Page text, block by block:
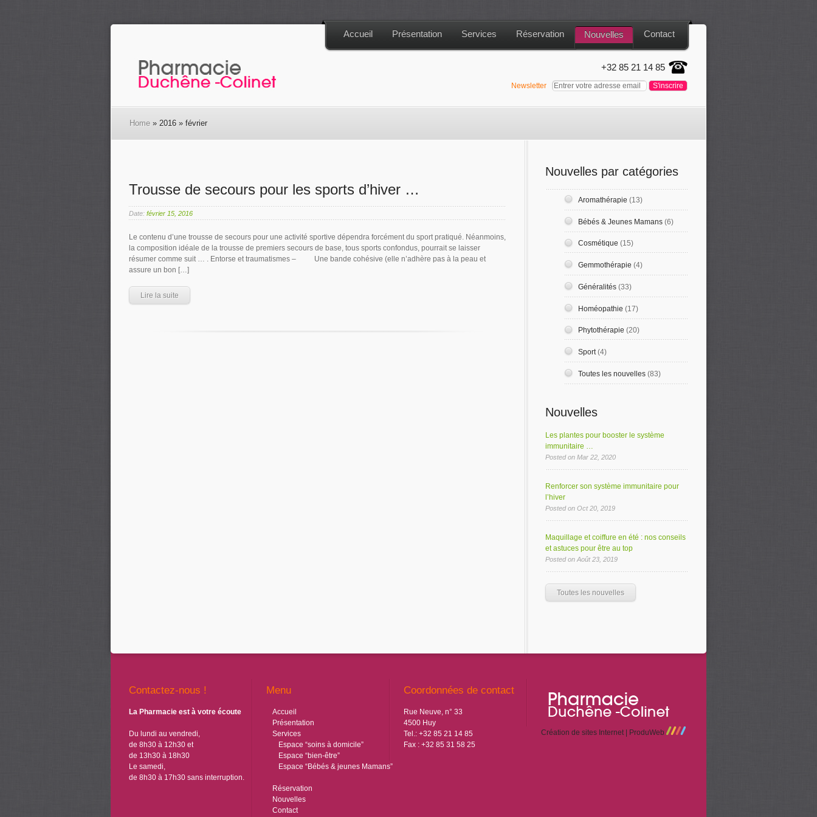
Accueil Présentation Services Réservation Nouvelles Contact
+32 85 21 14 85
Newsletter
Home » 2016 » février
Trousse de secours pour les sports d’hiver …
Date: février 15, 2016
Le contenu d’une trousse de secours pour une activité sportive dépendra forcément du sport pratiqué. Néanmoins,
la composition idéale de la trousse de premiers secours de base, tous sports confondus, pourrait se laisser
résumer comme suit … . Entorse et traumatismes – Une bande cohésive (elle n’adhère pas à la peau et
assure un bon […]
Lire la suite
Nouvelles par catégories
Aromathérapie (13)
Bébés & Jeunes Mamans (6)
Cosmétique (15)
Gemmothérapie (4)
Généralités (33)
Homéopathie (17)
Phytothérapie (20)
Sport(4)
Toutes les nouvelles (83)
Nouvelles
Les plantes pour booster le système
immunitaire …
Posted on Mar 22, 2020
Renforcer son système immunitaire pour
l’hiver
Posted on Oct 20, 2019
Maquillage et coiffure en été : nos conseils
et astuces pour être au top
Posted on Août 23, 2019
Toutes les nouvelles
Contactez-nous !
La Pharmacie est à votre écoute
Du lundi au vendredi,
de 8h30 à 12h30 et
de 13h30 à 18h30
Le samedi,
de 8h30 à 17h30 sans interruption.
Menu
Accueil
Présentation
Services
Espace “soins à domicile”
Espace “bien-être”
Espace “Bébés & jeunes Mamans”
Réservation
Nouvelles
Contact
Coordonnées de contact
Rue Neuve, n° 33
4500 Huy
Tel.: +32 85 21 14 85
Fax : +32 85 31 58 25
Création de sites Internet | ProduWeb